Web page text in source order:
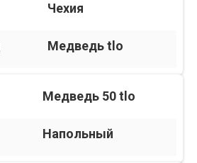
Чехия
Медведь tlo
Медведь 50 tlo
Напольный